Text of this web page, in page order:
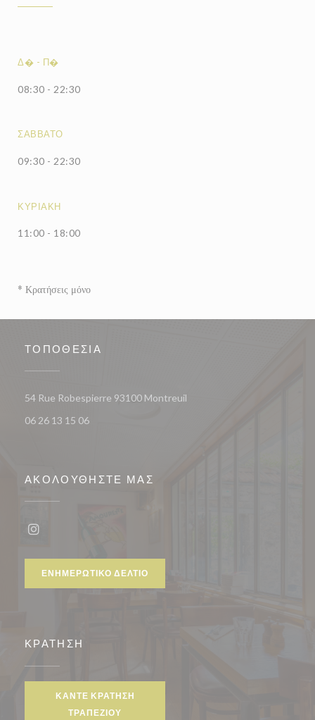
Δ� - Π�
08:30 - 22:30
ΣΆΒΒΑΤΟ
09:30 - 22:30
ΚΥΡΙΑΚΉ
11:00 - 18:00
* Κρατήσεις μόνο
ΤΟΠΟΘΕΣΊΑ
54 Rue Robespierre 93100 Montreuil
06 26 13 15 06
ΑΚΟΛΟΥΘΉΣΤΕ ΜΑΣ
ΕΝΗΜΕΡΩΤΙΚΌ ΔΕΛΤΊΟ
ΚΡΆΤΗΣΗ
ΚΆΝΤΕ ΚΡΆΤΗΣΗ
ΤΡΑΠΕΖΙΟΎ